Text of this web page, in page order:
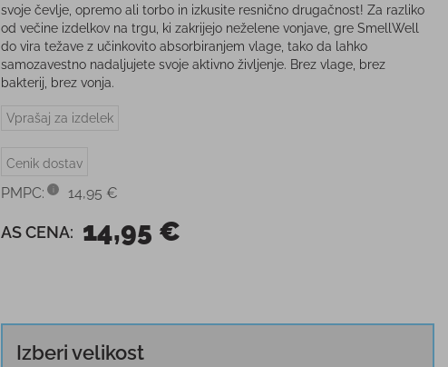
svoje čevlje, opremo ali torbo in izkusite resnično drugačnost! Za razliko
od večine izdelkov na trgu, ki zakrijejo neželene vonjave, gre SmellWell
do vira težave z učinkovito absorbiranjem vlage, tako da lahko
samozavestno nadaljujete svoje aktivno življenje. Brez vlage, brez
bakterij, brez vonja.
Vprašaj za izdelek
Cenik dostav
PMPC: 14,95 €
AS CENA: 14,95 €
Izberi velikost